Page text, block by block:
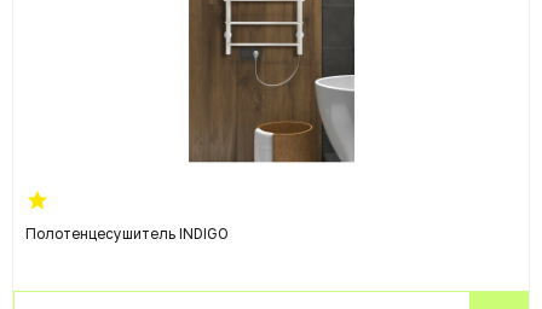
Полотенцесушитель INDIGO